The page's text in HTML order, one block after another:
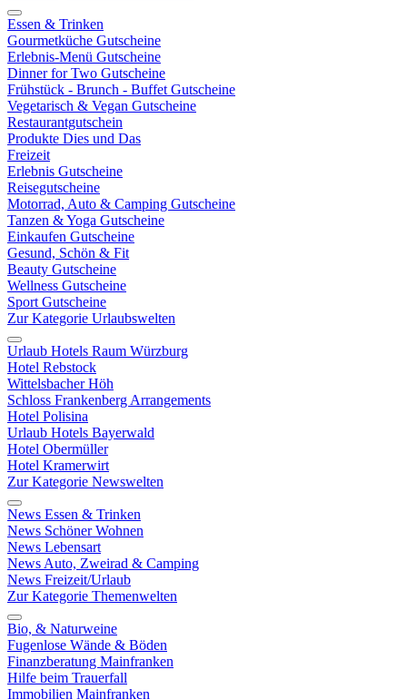
Essen & Trinken
Gourmetküche Gutscheine
Erlebnis-Menü Gutscheine
Dinner for Two Gutscheine
Frühstück - Brunch - Buffet Gutscheine
Vegetarisch & Vegan Gutscheine
Restaurantgutschein
Produkte Dies und Das
Freizeit
Erlebnis Gutscheine
Reisegutscheine
Motorrad, Auto & Camping Gutscheine
Tanzen & Yoga Gutscheine
Einkaufen Gutscheine
Gesund, Schön & Fit
Beauty Gutscheine
Wellness Gutscheine
Sport Gutscheine
Zur Kategorie Urlaubswelten
Urlaub Hotels Raum Würzburg
Hotel Rebstock
Wittelsbacher Höh
Schloss Frankenberg Arrangements
Hotel Polisina
Urlaub Hotels Bayerwald
Hotel Obermüller
Hotel Kramerwirt
Zur Kategorie Newswelten
News Essen & Trinken
News Schöner Wohnen
News Lebensart
News Auto, Zweirad & Camping
News Freizeit/Urlaub
Zur Kategorie Themenwelten
Bio, & Naturweine
Fugenlose Wände & Böden
Finanzberatung Mainfranken
Hilfe beim Trauerfall
Immobilien Mainfranken